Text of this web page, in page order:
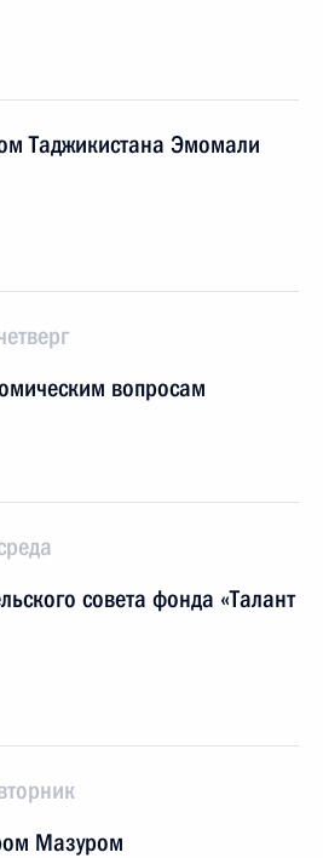
Таджикистана Эмомали
вопросам
совета фонда «Талант
Мазуром